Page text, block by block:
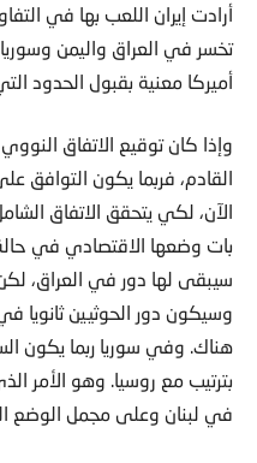
أرادت إيران اللعب بها في
تخسر في العراق واليمن
أميركا معنية بقبول الحدود
القادم، فربما يكون التوافق
الآن، لكي يتحقق الاتفاق
بات وضعها الاقتصادي في
سيبقى لها دور في العراق،
وسيكون دور الحوثيين ثانويا في
هناك. وفي سوريا ربما يكون
بترتيب مع روسيا. وهو
في لبنان وعلى مجمل الوضع